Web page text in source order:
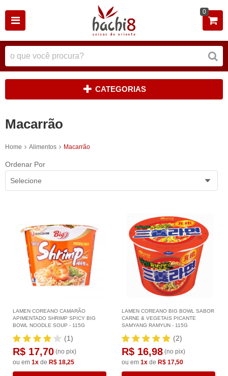
0
CATEGORIAS
Macarrão
Home Alimentos Macarrão
Ordenar Por
Selecione
LAMEN COREANO CAMARÃO
APIMENTADO SHRIMP SPICY BIG
BOWL NOODLE SOUP - 115G
(1)
R$ 17,70 (no pix)
ou em 1x de R$ 18,25
LAMEN COREANO BIG BOWL SABOR
CARNE & VEGETAIS PICANTE
SAMYANG RAMYUN - 115G
(2)
R$ 16,98 (no pix)
ou em 1x de R$ 17,50